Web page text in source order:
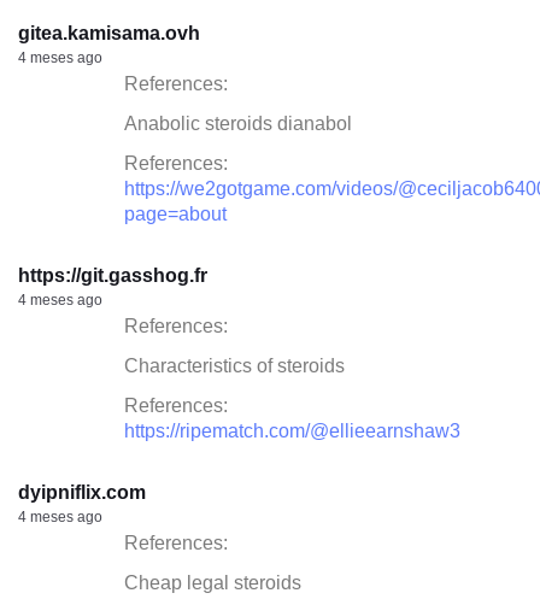
gitea.kamisama.ovh
4 meses ago
References:
Anabolic steroids dianabol
References:
https://we2gotgame.com/videos/
page=about
https://git.gasshog.fr
4 meses ago
References:
Characteristics of steroids
References:
https://ripematch.com/@ellieearnshaw3
dyipniflix.com
4 meses ago
References:
Cheap legal steroids